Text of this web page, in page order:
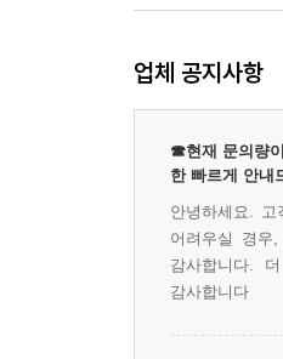
업체 공지사항
☎현재 문의량
한 빠르게 안
안녕하세요.
어려우실 경우
감사합니다.
감사합니다